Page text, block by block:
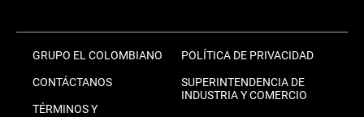
GRUPO EL COLOMBIANO
CONTÁCTANOS
TÉRMINOS Y
POLÍTICA DE PRIVACIDAD
SUPERINTENDENCIA DE
INDUSTRIA Y COMERCIO